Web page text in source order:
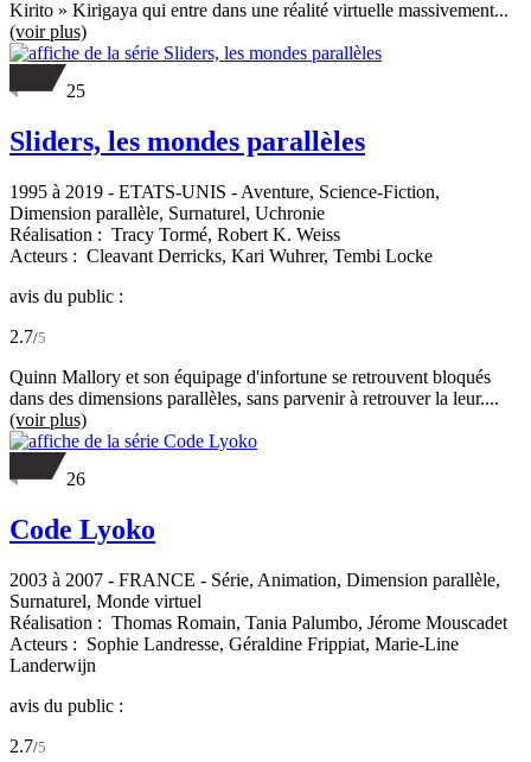
Kirito » Kirigaya qui entre dans une réalité virtuelle massivement...
(voir plus)
25
Sliders, les mondes parallèles
1995 à 2019 - ETATS-UNIS - Aventure, Science-Fiction,
Dimension parallèle, Surnaturel, Uchronie
Réalisation : Tracy Tormé, Robert K. Weiss
Acteurs : Cleavant Derricks, Kari Wuhrer, Tembi Locke
avis du public :
2.7/5
Quinn Mallory et son équipage d'infortune se retrouvent bloqués
dans des dimensions parallèles, sans parvenir à retrouver la leur....
(voir plus)
26
Code Lyoko
2003 à 2007 - FRANCE - Série, Animation, Dimension parallèle,
Surnaturel, Monde virtuel
Réalisation : Thomas Romain, Tania Palumbo, Jérome Mouscadet
Acteurs : Sophie Landresse, Géraldine Frippiat, Marie-Line
Landerwijn
avis du public :
2.7/5